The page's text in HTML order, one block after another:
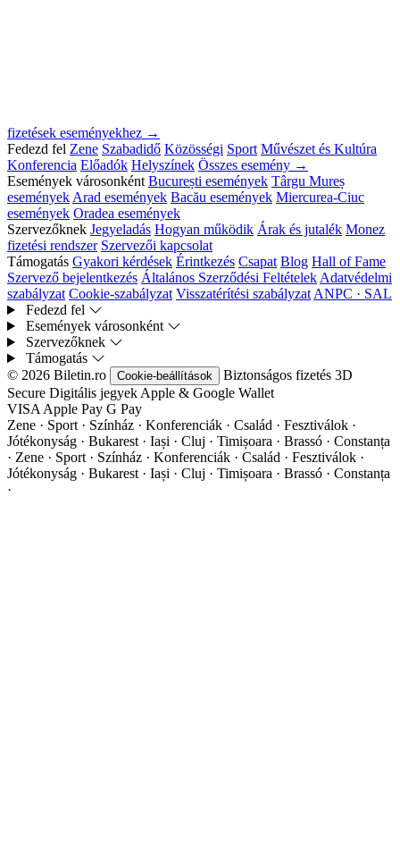
fizetések eseményekhez →
Fedezd fel Zene Szabadidő Közösségi Sport Művészet és Kultúra
Konferencia Előadók Helyszínek Összes esemény →
Események városonként București események Târgu Mureș
események Arad események Bacău események Miercurea-Ciuc
események Oradea események
Szervezőknek Jegyeladás Hogyan működik Árak és jutalék Monez
fizetési rendszer Szervezői kapcsolat
Támogatás Gyakori kérdések Érintkezés Csapat Blog Hall of Fame
Szervező bejelentkezés Általános Szerződési Feltételek Adatvédelmi
szabályzat Cookie-szabályzat Visszatérítési szabályzat ANPC · SAL
Fedezd fel
Események városonként
Szervezőknek
Támogatás
© 2026 Biletin.ro
Cookie-beállítások Biztonságos fizetés 3D
Secure Digitális jegyek Apple & Google Wallet
VISA Apple Pay G Pay
Zene · Sport · Színház · Konferenciák · Család · Fesztiválok ·
Jótékonyság · Bukarest · Iași · Cluj · Timișoara · Brassó · Constanța
· Zene · Sport · Színház · Konferenciák · Család · Fesztiválok ·
Jótékonyság · Bukarest · Iași · Cluj · Timișoara · Brassó · Constanța
·